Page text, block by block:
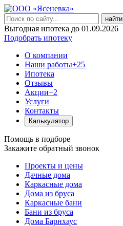
найти
Выгодная ипотека до 01.09.2026
Подобрать ипотеку
О компании
Наши работы+25
Ипотека
Отзывы
Акции+2
Услуги
Контакты
Калькулятор
Помощь в подборе
Закажите обратный звонок
Проекты и цены
Дачные дома
Каркасные дома
Дома из бруса
Каркасные бани
Бани из бруса
Дома Барнхаус